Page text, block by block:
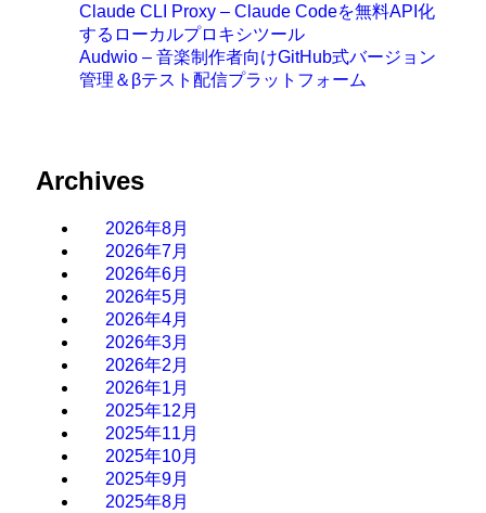
Claude CLI Proxy – Claude Codeを無料API化
するローカルプロキシツール
Audwio – 音楽制作者向けGitHub式バージョン
管理＆βテスト配信プラットフォーム
Archives
2026年8月
2026年7月
2026年6月
2026年5月
2026年4月
2026年3月
2026年2月
2026年1月
2025年12月
2025年11月
2025年10月
2025年9月
2025年8月